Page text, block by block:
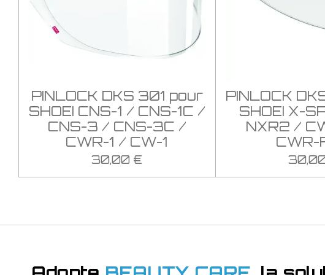
PINLOCK DKS 301 pour
SHOEI CNS-1 / CNS-1C /
CNS-3 / CNS-3C /
CWR-1 / CW-1
30,00 €
PINLOCK
SHOEI X-
NXR2 /
CWR-